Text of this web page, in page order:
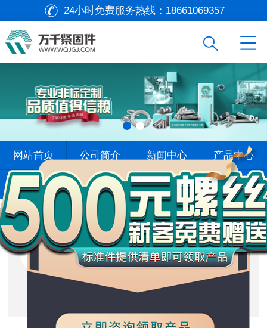
24小时免费服务热线： 18661069357
网站首页 公司简介 新闻中心 产品中心
查找标准 标杆案例 在线留言 联系我们
工
品